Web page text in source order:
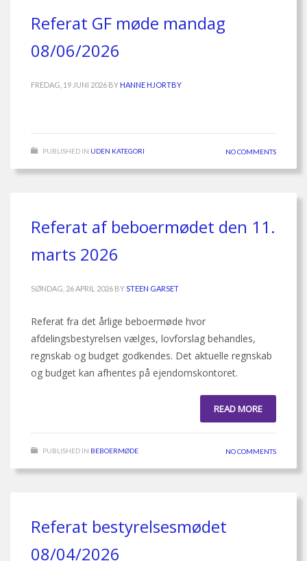
Referat GF møde mandag
08/06/2026
FREDAG, 19 JUNI 2026 BY HANNE HJORTBY
PUBLISHED IN UDEN KATEGORI NO COMMENTS
Referat af beboermødet den 11.
marts 2026
SØNDAG, 26 APRIL 2026 BYSTEEN GARSET
Referat fra det årlige beboermøde hvor
afdelingsbestyrelsen vælges, lovforslag behandles,
regnskab og budget godkendes. Det aktuelle regnskab
og budget kan afhentes på ejendomskontoret.
READ MORE
PUBLISHED IN BEBOERMØDE NO COMMENTS
Referat bestyrelsesmødet
08/04/2026